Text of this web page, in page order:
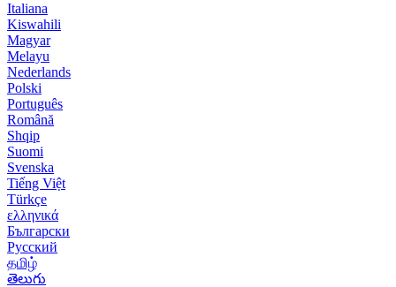
Italiana
Kiswahili
Magyar
Melayu
Nederlands
Polski
Português
Română
Shqip
Suomi
Svenska
Tiếng Việt
Türkçe
ελληνικά
Български
Русский
தமிழ்
తెలుగు